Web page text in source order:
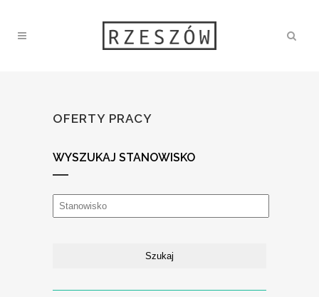
OFERTY PRACY
WYSZUKAJ STANOWISKO